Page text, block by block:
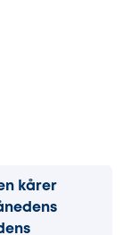
kårer